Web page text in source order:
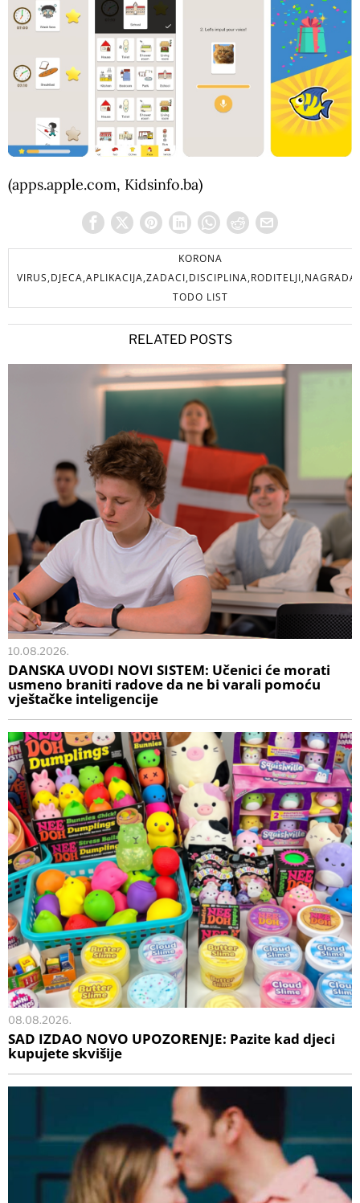
(apps.apple.com, Kidsinfo.ba)
KORONA
TODO LIST
RELATED POSTS
10.08.2026.
DANSKA UVODI NOVI SISTEM: Učenici će morati
usmeno braniti radove da ne bi varali pomoću
vještačke inteligencije
08.08.2026.
SAD IZDAO NOVO UPOZORENJE: Pazite kad djeci
kupujete skvišije